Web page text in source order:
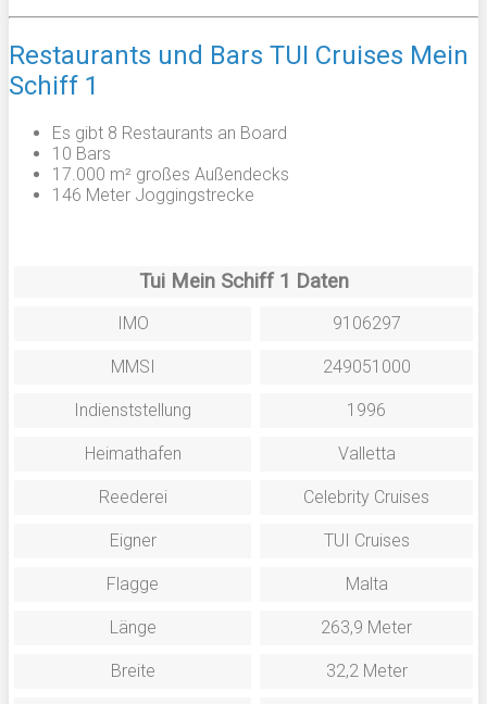
Restaurants und Bars TUI Cruises Mein
Schiff 1
Es gibt 8 Restaurants an Board
10 Bars
17.000 m² großes Außendecks
146 Meter Joggingstrecke
Tui Mein Schiff 1 Daten
IMO 9106297
MMSI 249051000
Indienststellung 1996
Heimathafen Valletta
Reederei Celebrity Cruises
Eigner TUI Cruises
Flagge Malta
Länge 263,9 Meter
Breite 32,2 Meter